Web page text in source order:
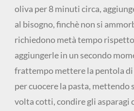
oliva per 8 minuti circa,
al bisogno, finchè non si
richiedono metà tempo
aggiungerle in un secondo
frattempo mettere la pentola di
per cuocere la pasta, mettendo
volta cotti, condire gli asparagi